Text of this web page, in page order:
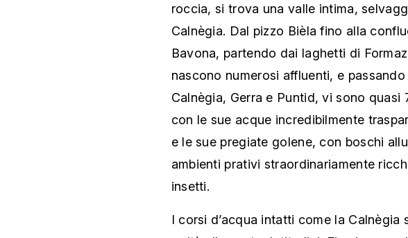
roccia, si trova una valle intima,
Calnègia. Dal pizzo Bièla fino alla
Bavona, partendo dai laghetti di
nascono numerosi affluenti, e
Calnègia, Gerra e Puntid, vi sono
con le sue acque incredibilmente
e le sue pregiate golene, con boschi
ambienti prativi straordinariamente
insetti.
I corsi d’acqua intatti come la Calnègia